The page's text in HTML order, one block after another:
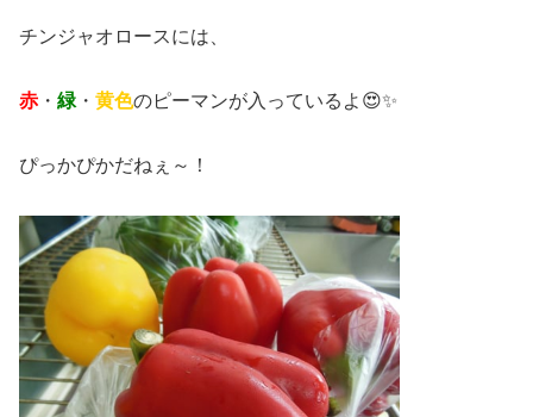
チンジャオロースには、
赤 ・ 緑 ・ 黄色のピーマンが入っているよ😍✨
ぴっかぴかだねぇ～！